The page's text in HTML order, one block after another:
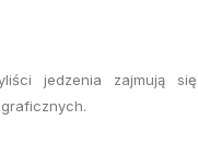
jedzenia zajmują się